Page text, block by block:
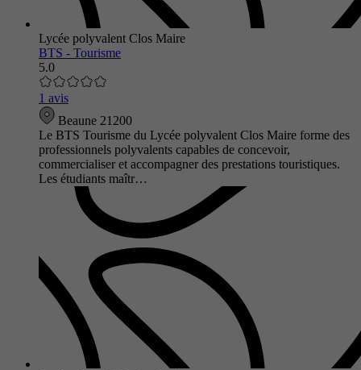
Lycée polyvalent Clos Maire
BTS - Tourisme
5.0
1 avis
Beaune 21200
Le BTS Tourisme du Lycée polyvalent Clos Maire forme des
professionnels polyvalents capables de concevoir,
commercialiser et accompagner des prestations touristiques.
Les étudiants maîtr…